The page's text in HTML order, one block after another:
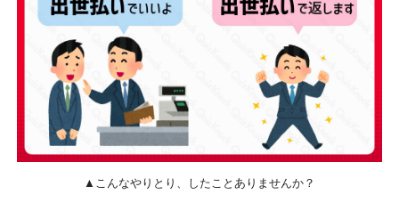
▲こんなやりとり、したことありませんか？